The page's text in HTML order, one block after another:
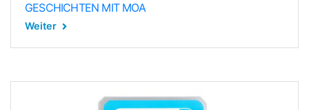
GESCHICHTEN MIT MOA
Weiter